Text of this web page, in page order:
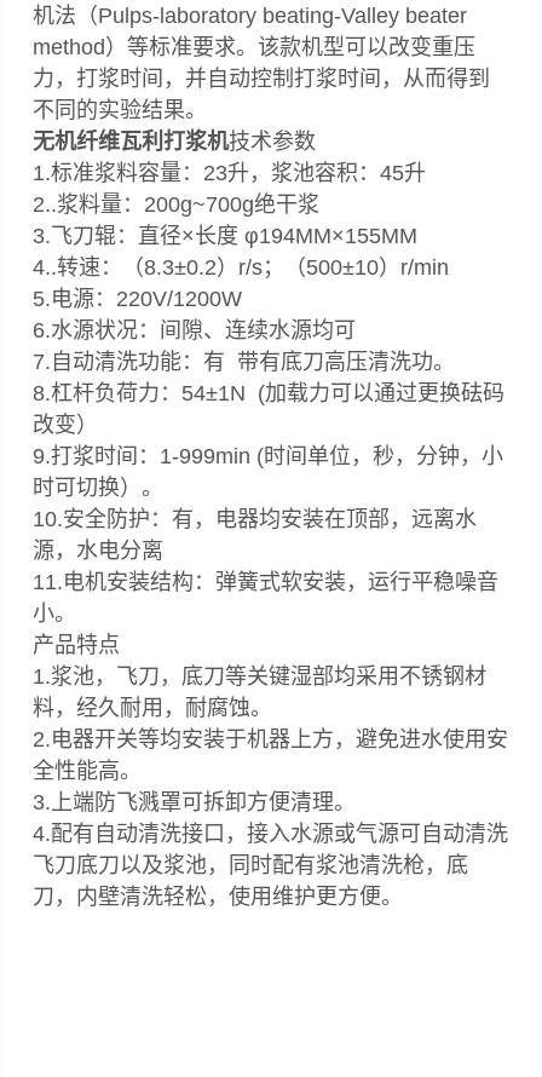
机法（Pulps-laboratory beating-Valley beater
method）等标准要求。该款机型可以改变重压
力，打浆时间，并自动控制打浆时间，从而得到
不同的实验结果。
无机纤维瓦利打浆机技术参数
1.标准浆料容量：23升，浆池容积：45升
2..浆料量：200g~700g绝干浆
3.飞刀辊：直径×长度 φ194MM×155MM
4..转速：（8.3±0.2）r/s；（500±10）r/min
5.电源：220V/1200W
6.水源状况：间隙、连续水源均可
7.自动清洗功能：有 带有底刀高压清洗功。
8.杠杆负荷力：54±1N (加载力可以通过更换砝码
改变）
9.打浆时间：1-999min (时间单位，秒，分钟，小
时可切换）。
10.安全防护：有，电器均安装在顶部，远离水
源，水电分离
11.电机安装结构：弹簧式软安装，运行平稳噪音
小。
产品特点
1.浆池，飞刀，底刀等关键湿部均采用不锈钢材
料，经久耐用，耐腐蚀。
2.电器开关等均安装于机器上方，避免进水使用安
全性能高。
3.上端防飞溅罩可拆卸方便清理。
4.配有自动清洗接口，接入水源或气源可自动清洗
飞刀底刀以及浆池，同时配有浆池清洗枪，底
刀，内壁清洗轻松，使用维护更方便。